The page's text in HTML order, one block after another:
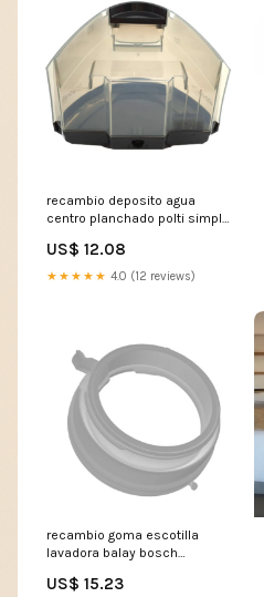
recambio deposito agua
centro planchado polti simply
machine
US$ 12.08
★★★★★ 4.0 (12 reviews)
recambio goma escotilla
lavadora balay bosch
recambios
US$ 15.23